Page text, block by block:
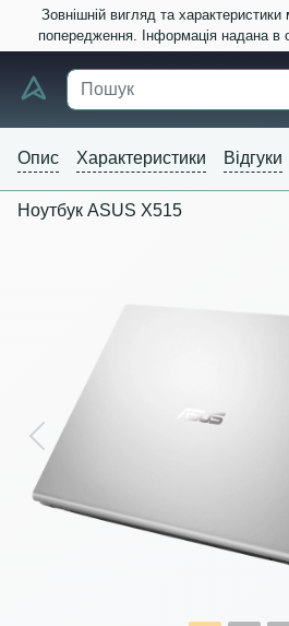
Зовнішній вигляд та
попередження. Інформація надана в
Опис Характеристики Відгуки
Ноутбук ASUS X515
Previous